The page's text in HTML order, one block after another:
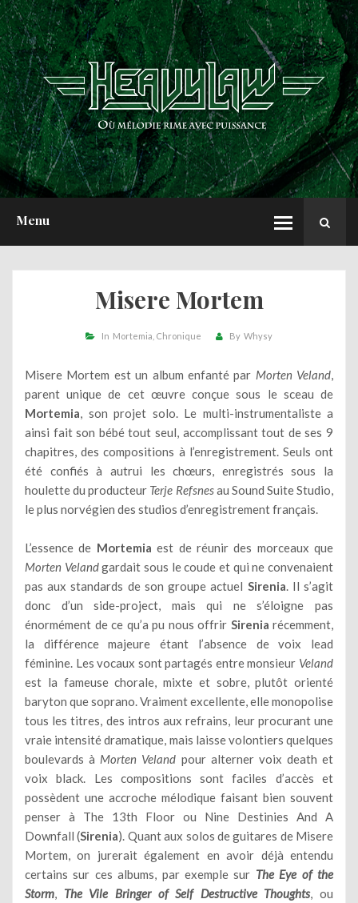
Menu
ACCUEIL
NEWS
CHRONIQUES
INTERVIEWS
REPORTS
A PROPOS
Misere Mortem
In Mortemia Chronique By Whysy
Misere Mortem est un album enfanté par Morten Veland,
parent unique de cet œuvre conçue sous le sceau de
Mortemia, son projet solo. Le multi-instrumentaliste a
ainsi fait son bébé tout seul, accomplissant tout de ses 9
chapitres, des compositions à l’enregistrement. Seuls ont
été confiés à autrui les chœurs, enregistrés sous la
houlette du producteur Terje Refsnesau Sound Suite Studio,
le plus norvégien des studios d’enregistrement français.
L’essence de Mortemiaest de réunir des morceaux que
Morten Velandgardait sous le coude et qui ne convenaient
pas aux standards de son groupe actuel Sirenia. Il s’agit
donc d’un side-project, mais qui ne s’éloigne pas
énormément de ce qu’a pu nous offrir Sirenia récemment,
la différence majeure étant l’absence de voix lead
féminine. Les vocaux sont partagés entre monsieur Veland
est la fameuse chorale, mixte et sobre, plutôt orienté
baryton que soprano. Vraiment excellente, elle monopolise
tous les titres, des intros aux refrains, leur procurant une
vraie intensité dramatique, mais laisse volontiers quelques
boulevards à Morten Veland pour alterner voix death et
voix black. Les compositions sont faciles d’accès et
possèdent une accroche mélodique faisant bien souvent
penser à The 13th Floor ou Nine Destinies And A
Downfall (Sirenia). Quant aux solos de guitares de Misere
Mortem, on jurerait également en avoir déjà entendu
certains sur ces albums, par exemple sur The Eye of the
Storm, The Vile Bringer of Self Destructive Thoughts, ou